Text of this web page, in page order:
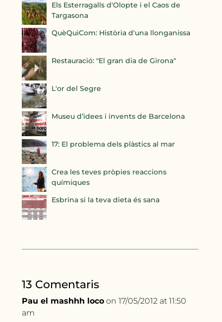
Els Esterragalls d'Olopte i el Caos de
Targasona
QuèQuiCom: Història d'una llonganissa
Restauració: "El gran dia de Girona"
L'or del Segre
Museu d’idees i invents de Barcelona
17: El problema dels plàstics al mar
Crea les teves pròpies reaccions
químiques
Esbrina si la teva dieta és sana
13 Comentaris
Pau el mashhh loco on 17/05/2012 at 11:50
am